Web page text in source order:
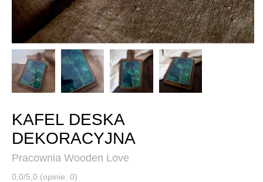
KAFEL DESKA
DEKORACYJNA
Pracownia Wooden Love
0,0/5,0 (opinie: 0)